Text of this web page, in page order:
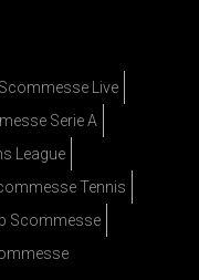
Scommesse Live
Serie A
League
Tennis
Scommesse